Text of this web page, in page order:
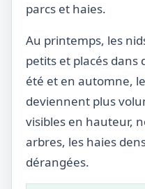
parcs et haies.
Au printemps, les
petits et placés dans
été et en automne,
deviennent plus
visibles en hauteur,
arbres, les haies
dérangées.